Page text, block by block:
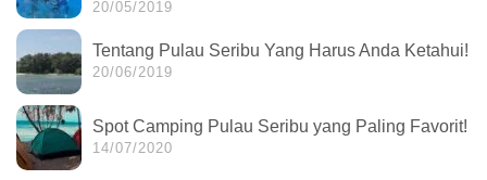
20/05/2019
Tentang Pulau Seribu Yang Harus Anda Ketahui!
20/06/2019
Spot Camping Pulau Seribu yang Paling Favorit!
14/07/2020